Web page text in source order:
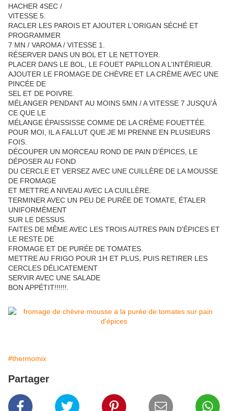
HACHER 4SEC /
VITESSE 5.
RACLER LES PAROIS ET AJOUTER L'ORIGAN SÉCHÉ ET
PROGRAMMER
7 MN / VAROMA / VITESSE 1.
RÉSERVER DANS UN BOL ET LE NETTOYER.
PLACER DANS LE BOL, LE FOUET PAPILLON A L’INTÉRIEUR.
AJOUTER LE FROMAGE DE CHÈVRE ET LA CRÈME AVEC UNE
PINCÉE DE
SEL ET DE POIVRE.
MÉLANGER PENDANT AU MOINS 5MN / A VITESSE 7 JUSQU’À
CE QUE LE
MÉLANGE ÉPAISSISSE COMME DE LA CRÈME FOUETTÉE.
POUR MOI, IL A FALLUT QUE JE MI PRENNE EN PLUSIEURS
FOIS.
DÉCOUPER UN MORCEAU ROND DE PAIN D’ÉPICES, LE
DÉPOSER AU FOND
DU CERCLE ET VERSEZ AVEC UNE CUILLÈRE DE LA MOUSSE
DE FROMAGE
ET METTRE A NIVEAU AVEC LA CUILLÈRE.
TERMINER AVEC UN PEU DE PURÉE DE TOMATE, ÉTALER
UNIFORMÉMENT
SUR LE DESSUS.
FAITES DE MÊME AVEC LES TROIS AUTRES PAIN D’ÉPICES ET
LE RESTE DE
FROMAGE ET DE PURÉE DE TOMATES.
METTRE AU FRIGO POUR 1H ET PLUS, PUIS RETIRER LES
CERCLES DÉLICATEMENT
SERVIR AVEC UNE SALADE
BON APPÉTIT!!!!!!.
#thermomix
Partager